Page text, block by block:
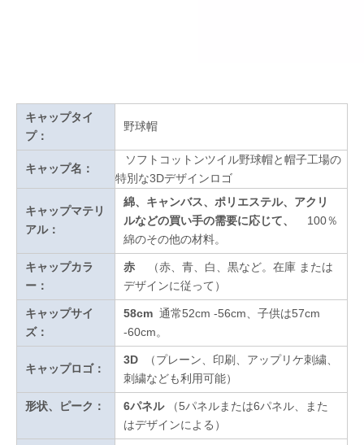
キャップタイ
プ：
野球帽
キャップ名：
ソフトコットンツイル野球帽と帽子工場の
特別な3Dデザインロゴ
キャップマテリ
アル：
綿、キャンバス、ポリエステル、アクリ
ルなどの買い手の需要に応じて、
100％
綿のその他の材料。
キャップカラ
ー：
赤 （赤、青、白、黒など。在庫 または
デザインに従って ）
キャップサイ
ズ：
58cm 通常52cm -56cm、子供は57cm
-60cm。
キャップロゴ：
3D
（プレーン、印刷、アップリケ刺繍、
刺繍なども利用可能）
形状、ピーク： 6パネル
（5パネルまたは6パネル、また
はデザインによる）